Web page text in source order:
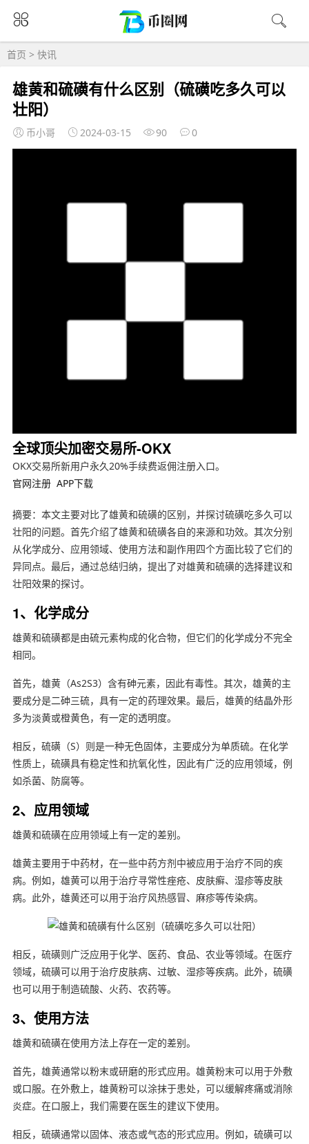
首页 > 快讯
雄黄和硫磺有什么区别（硫磺吃多久可以
壮阳）
币小哥 2024-03-15 90 0
全球顶尖加密交易所-OKX
OKX交易所新用户永久20%手续费返佣注册入口。
官网注册 APP下载
摘要：本文主要对比了雄黄和硫磺的区别，并探讨硫磺吃多久可以
壮阳的问题。首先介绍了雄黄和硫磺各自的来源和功效。其次分别
从化学成分、应用领域、使用方法和副作用四个方面比较了它们的
异同点。最后，通过总结归纳，提出了对雄黄和硫磺的选择建议和
壮阳效果的探讨。
1、化学成分
雄黄和硫磺都是由硫元素构成的化合物，但它们的化学成分不完全
相同。
首先，雄黄（As2S3）含有砷元素，因此有毒性。其次，雄黄的主
要成分是二砷三硫，具有一定的药理效果。最后，雄黄的结晶外形
多为淡黄或橙黄色，有一定的透明度。
相反，硫磺（S）则是一种无色固体，主要成分为单质硫。在化学
性质上，硫磺具有稳定性和抗氧化性，因此有广泛的应用领域，例
如杀菌、防腐等。
2、应用领域
雄黄和硫磺在应用领域上有一定的差别。
雄黄主要用于中药材，在一些中药方剂中被应用于治疗不同的疾
病。例如，雄黄可以用于治疗寻常性痤疮、皮肤癣、湿疹等皮肤
病。此外，雄黄还可以用于治疗风热感冒、麻疹等传染病。
相反，硫磺则广泛应用于化学、医药、食品、农业等领域。在医疗
领域，硫磺可以用于治疗皮肤病、过敏、湿疹等疾病。此外，硫磺
也可以用于制造硫酸、火药、农药等。
3、使用方法
雄黄和硫磺在使用方法上存在一定的差别。
首先，雄黄通常以粉末或研磨的形式应用。雄黄粉末可以用于外敷
或口服。在外敷上，雄黄粉可以涂抹于患处，可以缓解疼痛或消除
炎症。在口服上，我们需要在医生的建议下使用。
相反，硫磺通常以固体、液态或气态的形式应用。例如，硫磺可以